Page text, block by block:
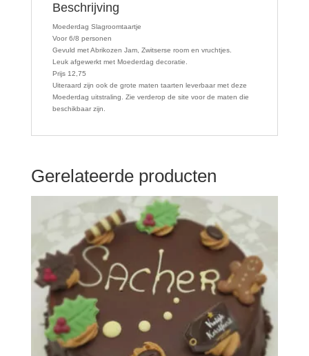
Beschrijving
Moederdag Slagroomtaartje
Voor 6/8 personen
Gevuld met Abrikozen Jam, Zwitserse room en vruchtjes.
Leuk afgewerkt met Moederdag decoratie.
Prijs 12,75
Uiteraard zijn ook de grote maten taarten leverbaar met deze
Moederdag uitstraling. Zie verderop de site voor de maten die
beschikbaar zijn.
Gerelateerde producten